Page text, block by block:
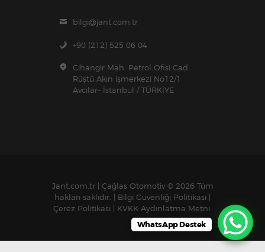
bilgi@jant.com.tr
+90 (212) 525 06 04
Cihangir Mah. Petrol Ofisi Cad.
Rüştü Akın işmerkezi No12/1
Avcılar– İstanbul / TÜRKİYE
Jant.com.tr | Çağlas Otomotiv© 2026 Tüm
hakları saklıdır. | Bilgi Güvenliği Politikası
Çerez Politikası
KVKK Aydınlatma Metni
WhatsApp Destek